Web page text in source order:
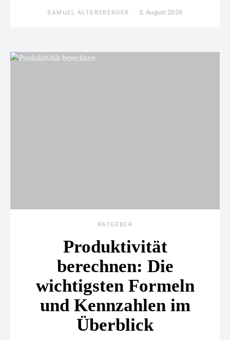
SAMUEL ALTERSBERGER 2. August 2026
RATGEBER
Produktivität
berechnen: Die
wichtigsten Formeln
und Kennzahlen im
Überblick